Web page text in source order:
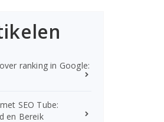
ranking in Google:
SEO Tube:
en Bereik